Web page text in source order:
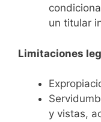
un titular
Limitaciones
y vistas,